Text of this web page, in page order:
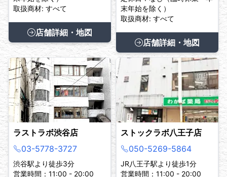
取扱商材: すべて
店舗詳細・地図
末年始を除く）
取扱商材: すべて
店舗詳細・地図
ラストラボ渋谷店
03-5778-3727
渋谷駅より徒歩3分
営業時間：11:00 - 20:00
ストックラボ八王子店
050-5269-5864
JR八王子駅より徒歩1分
営業時間：11:00 - 20:00